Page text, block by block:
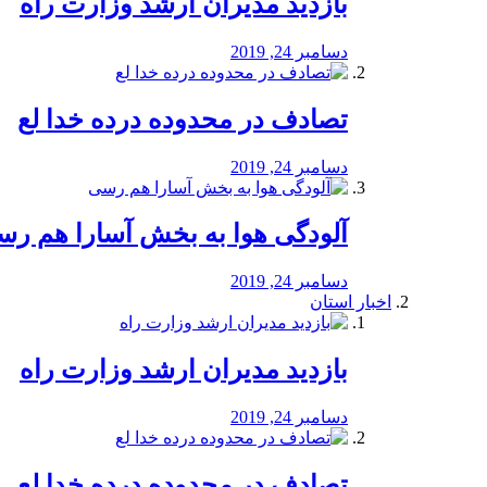
دسامبر 24, 2019
تصادف در محدوده درده خدا لع
دسامبر 24, 2019
آلودگی هوا به بخش آسارا هم
دسامبر 24, 2019
اخبار استان
بازدید مدیران ارشد وزارت راه
دسامبر 24, 2019